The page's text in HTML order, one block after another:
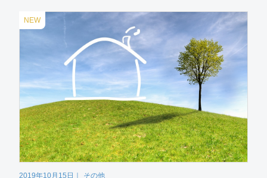
NEW
2019年10月15日 その他